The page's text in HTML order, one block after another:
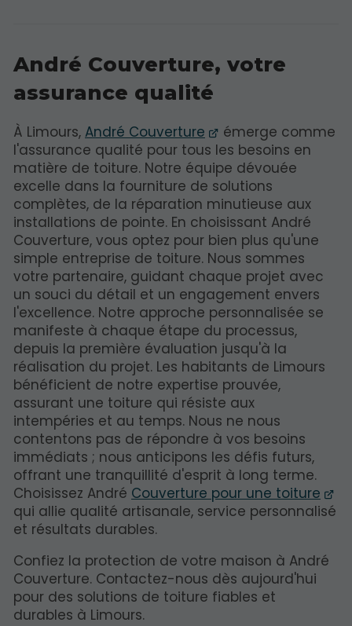
André Couverture, votre
assurance qualité
À Limours, André Couverture
émerge comme
l'assurance qualité pour tous les besoins en
matière de toiture. Notre équipe dévouée
excelle dans la fourniture de solutions
complètes, de la réparation minutieuse aux
installations de pointe. En choisissant André
Couverture, vous optez pour bien plus qu'une
simple entreprise de toiture. Nous sommes
votre partenaire, guidant chaque projet avec
un souci du détail et un engagement envers
l'excellence. Notre approche personnalisée se
manifeste à chaque étape du processus,
depuis la première évaluation jusqu'à la
réalisation du projet. Les habitants de Limours
bénéficient de notre expertise prouvée,
assurant une toiture qui résiste aux
intempéries et au temps. Nous ne nous
contentons pas de répondre à vos besoins
immédiats ; nous anticipons les défis futurs,
offrant une tranquillité d'esprit à long terme.
Choisissez André Couverture pour une toiture
qui allie qualité artisanale, service personnalisé
et résultats durables.
Confiez la protection de votre maison à André
Couverture. Contactez-nous dès aujourd'hui
pour des solutions de toiture fiables et
durables à Limours.